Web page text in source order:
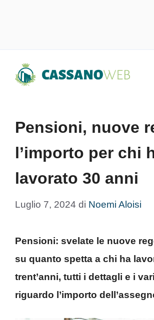
Pensioni, nuove
l’importo per chi
lavorato 30 anni
Luglio 7, 2024 di Noemi Aloisi
Pensioni: svelate le nuove
su quanto spetta a chi ha
trent’anni, tutti i dettagli e i
riguardo l’importo